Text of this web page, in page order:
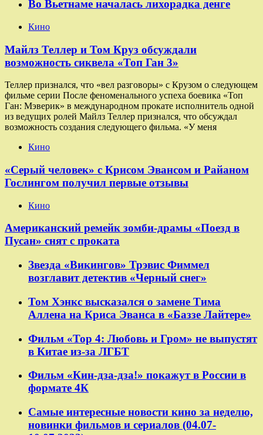
Во Вьетнаме началась лихорадка денге
Кино
Майлз Теллер и Том Круз обсуждали
возможность сиквела «Топ Ган 3»
Теллер признался, что «вел разговоры» с Крузом о следующем
фильме серии После феноменального успеха боевика «Топ
Ган: Мэверик» в международном прокате исполнитель одной
из ведущих ролей Майлз Теллер признался, что обсуждал
возможность создания следующего фильма. «У меня
Кино
«Серый человек» с Крисом Эвансом и Райаном
Гослингом получил первые отзывы
Кино
Американский ремейк зомби-драмы «Поезд в
Пусан» снят с проката
Звезда «Викингов» Трэвис Фиммел
возглавит детектив «Черный снег»
Том Хэнкс высказался о замене Тима
Аллена на Криса Эванса в «Баззе Лайтере»
Фильм «Тор 4: Любовь и Гром» не выпустят
в Китае из-за ЛГБТ
Фильм «Кин-дза-дза!» покажут в России в
формате 4К
Самые интересные новости кино за неделю,
новинки фильмов и сериалов (04.07-